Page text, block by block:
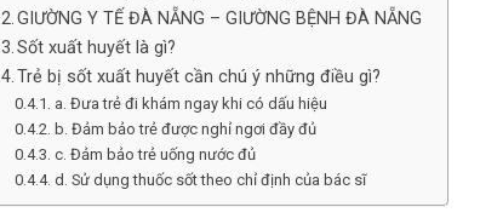
GIƯỜNG Y TẾ ĐÀ NẴNG – GIƯỜNG BỆNH ĐÀ NẴNG
Sốt xuất huyết là gì?
Trẻ bị sốt xuất huyết cần chú ý những điều gì?
a. Đưa trẻ đi khám ngay khi có dấu hiệu
b. Đảm bảo trẻ được nghỉ ngơi đầy đủ
c. Đảm bảo trẻ uống nước đủ
d. Sử dụng thuốc sốt theo chỉ định của bác sĩ